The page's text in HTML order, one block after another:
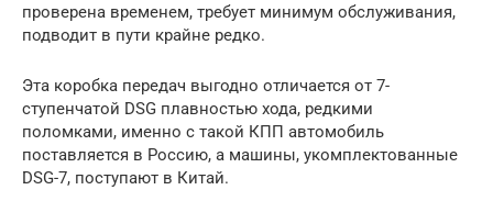
проверена временем, требует минимум обслуживания,
подводит в пути крайне редко.
Эта коробка передач выгодно отличается от 7-
ступенчатой DSG плавностью хода, редкими
поломками, именно с такой КПП автомобиль
поставляется в Россию, а машины, укомплектованные
DSG-7, поступают в Китай.